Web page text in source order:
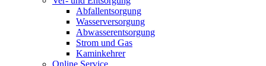
Abfallentsorgung
Wasserversorgung
Abwasserentsorgung
Strom und Gas
Kaminkehrer
Online Service